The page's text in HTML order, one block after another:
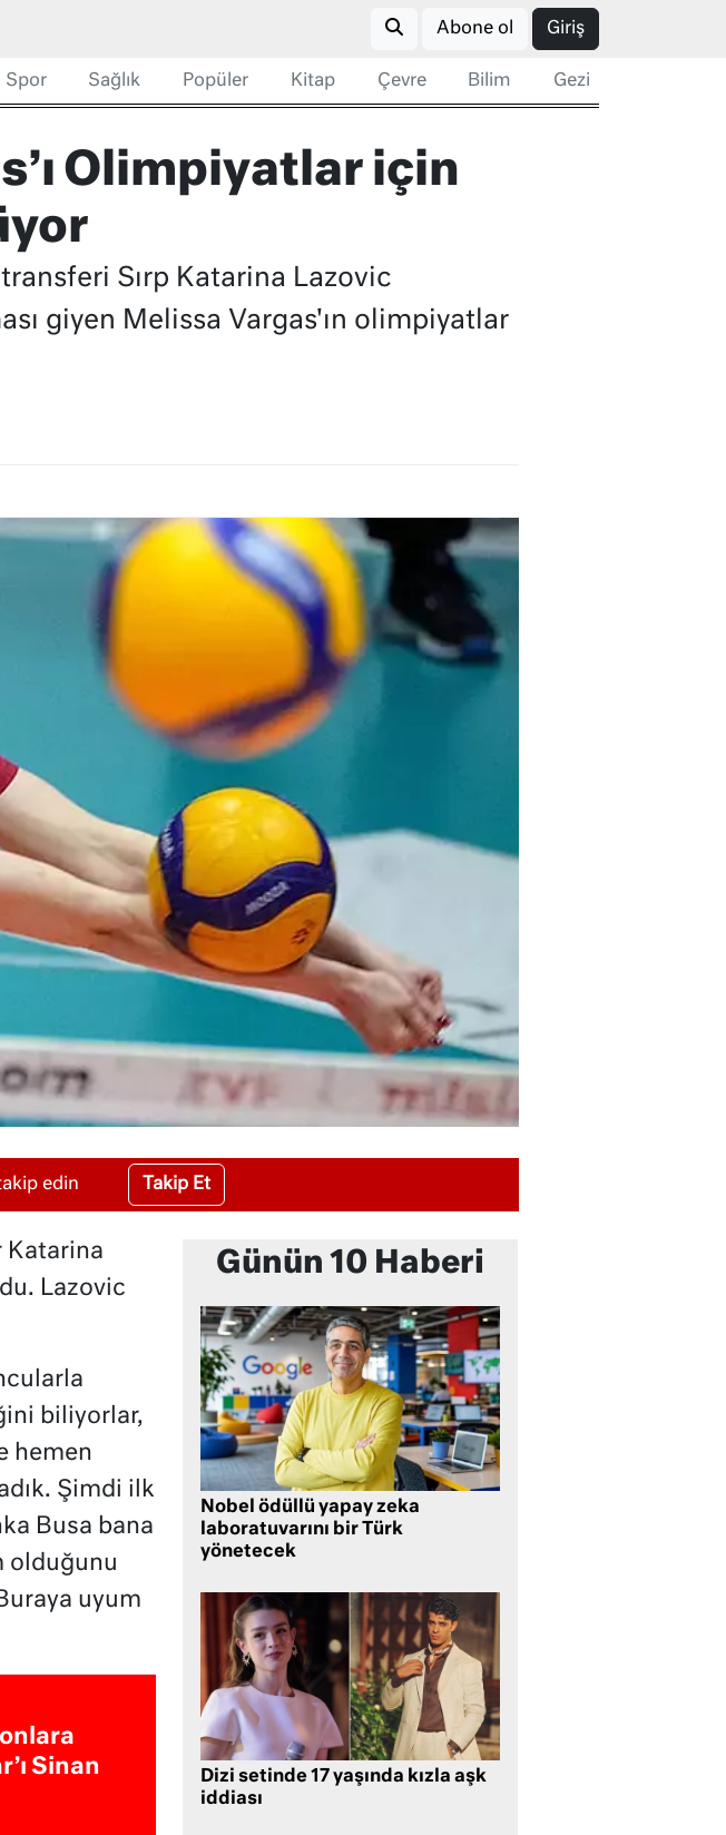
Abone ol Giriş
Spor Sağlık Popüler Kitap Çevre Bilim Gezi
Olimpiyatlar için
Sırp Katarina Lazovic
giyen Melissa Vargas'ın olimpiyatlar
edin Takip Et
Katarina
Lazovic
biliyorlar,
hemen
Şimdi ilk
Busa bana
olduğunu
uyum
Sinan
Günün 10 Haberi
Nobel ödüllü yapay zeka
laboratuvarını bir Türk
yönetecek
Dizi setinde 17 yaşında kızla aşk
iddiası